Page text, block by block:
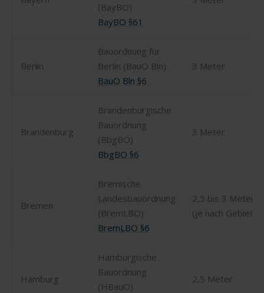
(BayBO)
BayBO §61
Berlin
Bauordnung für
Berlin (BauO Bln)
BauO Bln §6
3 Meter
Brandenburg
Brandenburgische
Bauordnung
(BbgBO)
BbgBO §6
3 Meter
Bremen
Bremische
Landesbauordnung
(BremLBO)
BremLBO §6
2,5 bis 3 Meter
(je nach Gebiet)
Hamburg
Hamburgische
Bauordnung
(HBauO)
2,5 Meter